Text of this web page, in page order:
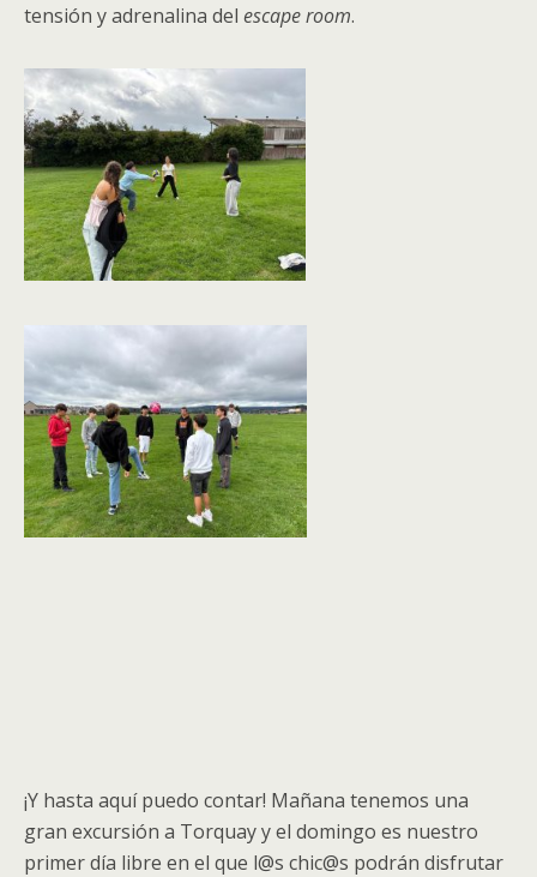
tensión y adrenalina del escape room.
¡Y hasta aquí puedo contar! Mañana tenemos una
gran excursión a Torquay y el domingo es nuestro
primer día libre en el que l@s chic@s podrán disfrutar